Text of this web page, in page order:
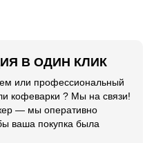
В ОДИН КЛИК
или профессиональный
кофеварки ? Мы на связи!
— мы оперативно
ваша покупка была